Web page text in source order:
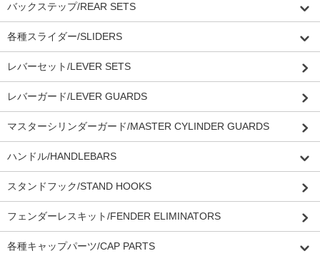
バックステップ/REAR SETS
各種スライダー/SLIDERS
レバーセット/LEVER SETS
レバーガード/LEVER GUARDS
マスターシリンダーガード/MASTER CYLINDER GUARDS
ハンドル/HANDLEBARS
スタンドフック/STAND HOOKS
フェンダーレスキット/FENDER ELIMINATORS
各種キャップパーツ/CAP PARTS